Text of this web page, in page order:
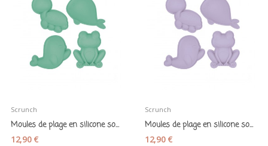
Scrunch
Moules de plage en silicone souple "Scrunch...
12,90 €
Scrunch
Moules de plage en silicone souple "Scrunch lilas"
12,90 €